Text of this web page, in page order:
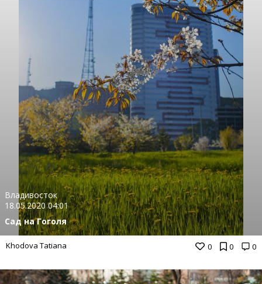
0 0 0
Владивосток
18.05.2020 04:01
Сад на Гоголя
Khodova Tatiana